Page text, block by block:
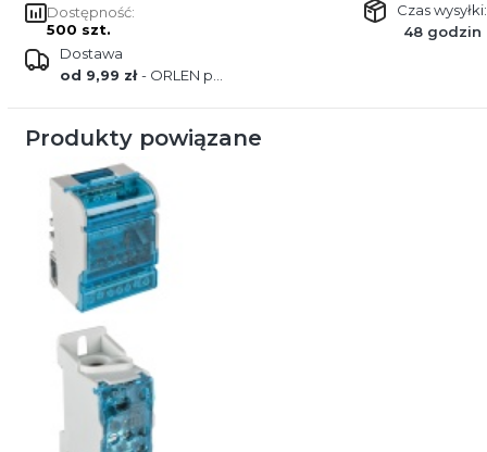
Dostępność:
500 szt.
Czas wysyłki:
48 godzin
Dostawa
od 9,99 zł- ORLEN paczka
Produkty powiązane